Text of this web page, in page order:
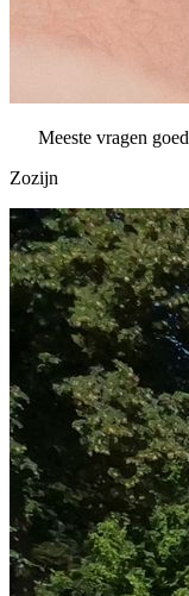
Meeste vragen goed
Zozijn